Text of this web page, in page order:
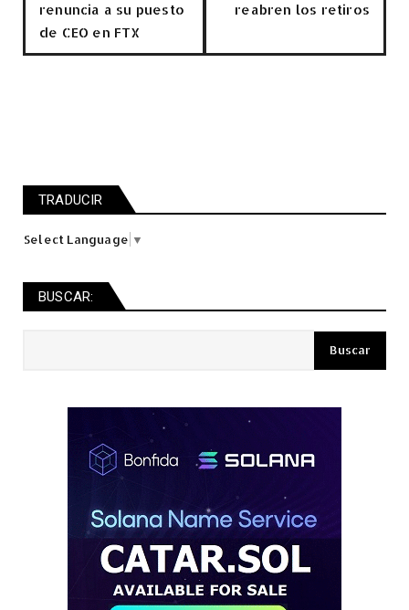
renuncia a su puesto
de CEO en FTX
reabren los retiros
TRADUCIR
Select Language ▼
BUSCAR: